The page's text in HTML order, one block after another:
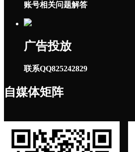
账号相关问题解答
广告投放
联系QQ825242829
自媒体矩阵